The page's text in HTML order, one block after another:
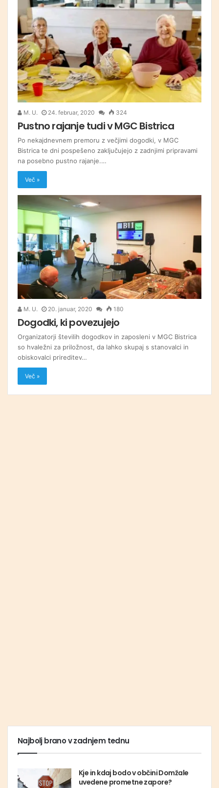
M. U. 24. februar, 2020 324
Pustno rajanje tudi v MGC Bistrica
Po nekajdnevnem premoru z večjimi dogodki, v MGC
Bistrica te dni pospešeno zaključujejo z zadnjimi pripravami
na posebno pustno rajanje.…
Več »
M. U. 20. januar, 2020 180
Dogodki, ki povezujejo
Organizatorji številih dogodkov in zaposleni v MGC Bistrica
so hvaležni za priložnost, da lahko skupaj s stanovalci in
obiskovalci prireditev…
Več »
Najbolj brano v zadnjem tednu
Kje in kdaj bodo v občini Domžale
uvedene prometne zapore?